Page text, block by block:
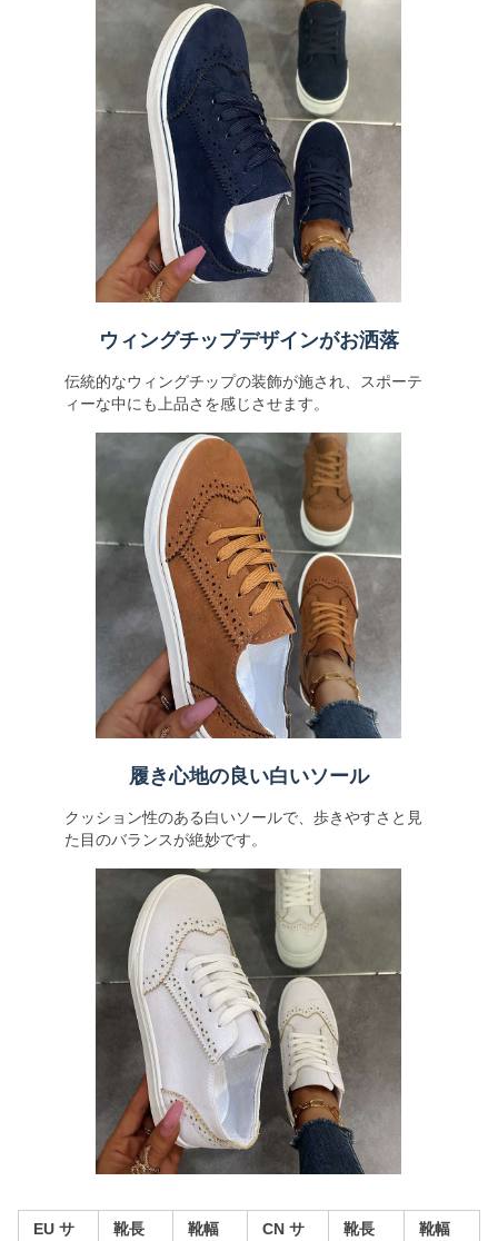
ウィングチップデザインがお洒落
伝統的なウィングチップの装飾が施され、スポーテ
ィーな中にも上品さを感じさせます。
履き心地の良い白いソール
クッション性のある白いソールで、歩きやすさと見
た目のバランスが絶妙です。
EU サ
靴長
靴幅
CN サ
靴長
靴幅